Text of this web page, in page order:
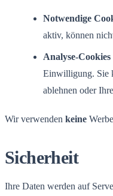
Notwendige
aktiv, können
Analyse-
Einwilligung. Sie
ablehnen oder
Wir verwenden keine
Sicherheit
Ihre Daten werden auf